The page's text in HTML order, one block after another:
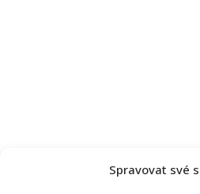
Spravovat své